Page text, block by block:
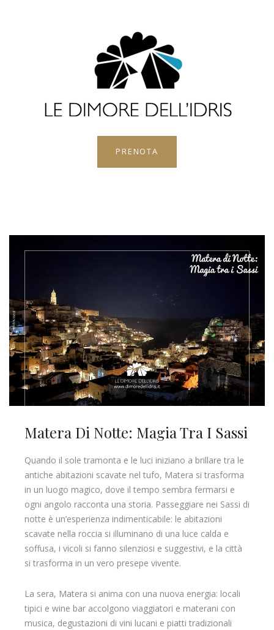
PRENOTA
Matera Di Notte: Magia Tra I Sassi
Quando il sole tramonta e le luci iniziano a brillare tra le
antiche abitazioni scavate nel tufo, Matera si trasforma
in un luogo magico, dove il tempo sembra fermarsi e
ogni angolo racconta una storia. Passeggiare nei Sassi di
notte è un’esperienza indimenticabile: le abitazioni
scavate nella roccia si illuminano di una luce calda e
soffusa, i vicoli si fanno silenziosi e suggestivi, e la città
si trasforma in un vero presepe vivente.
La sera, Matera si anima con una nuova energia: locali
tipici e wine bar accolgono viaggiatori e materani con
musica, degustazioni di vini lucani e piatti tradizionali